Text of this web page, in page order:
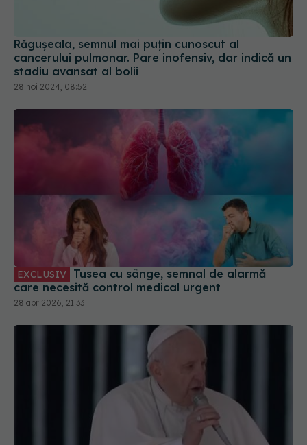
cancerului pulmonar. Pare inofensiv, dar indică un
28 noi 2024, 08:52
Tusea cu sânge, semnal de alarmă
care necesită control medical urgent
28 apr 2026, 21:33